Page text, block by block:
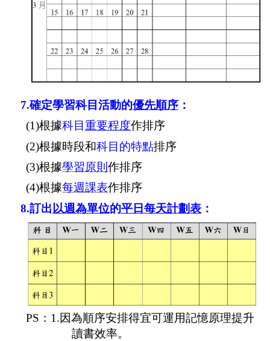
7.確定學習科目活動的優先順序：
(1)根據科目重要程度作排序
(2)根據時段和科目的特點排序
(3)根據學習原則作排序
(4)根據每週課表作排序
8.訂出 以週為單位的平日每天計劃表：
PS ： 1.因為順序安排得宜可運用記憶原理提升
讀書效率。